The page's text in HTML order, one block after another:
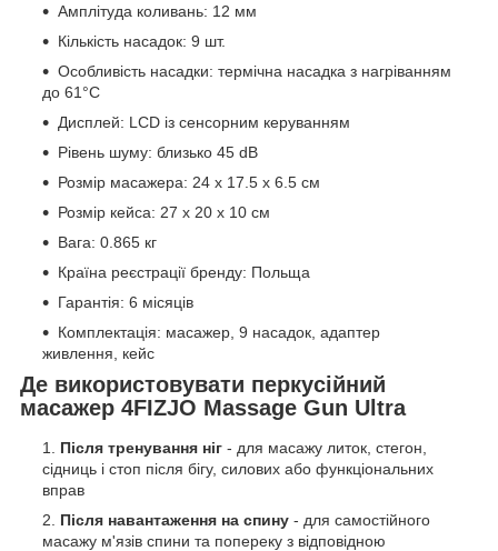
Амплітуда коливань: 12 мм
Кількість насадок: 9 шт.
Особливість насадки: термічна насадка з нагріванням
до 61°C
Дисплей: LCD із сенсорним керуванням
Рівень шуму: близько 45 dB
Розмір масажера: 24 x 17.5 x 6.5 см
Розмір кейса: 27 x 20 x 10 см
Вага: 0.865 кг
Країна реєстрації бренду: Польща
Гарантія: 6 місяців
Комплектація: масажер, 9 насадок, адаптер
живлення, кейс
Де використовувати перкусійний
масажер 4FIZJO Massage Gun Ultra
Після тренування ніг - для масажу литок, стегон,
сідниць і стоп після бігу, силових або функціональних
вправ
Після навантаження на спину - для самостійного
масажу м'язів спини та попереку з відповідною